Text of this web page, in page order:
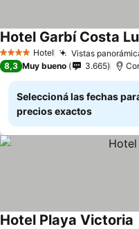
4 EstrellasHotel Vistas
Hotel Garbí Costa
8,3 Muy bueno 3.665
Seleccioná las fechas
precios exactos
Hotel Playa Victoria